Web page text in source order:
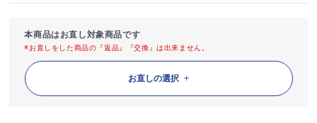
本商品はお直し対象商品です
※お直しをした商品の『返品』『交換』は出来ません。
お直しの選択